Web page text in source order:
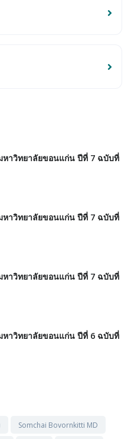
หาวิทยาลัยขอนแก่น ปีที่ 7 ฉบับที่
หาวิทยาลัยขอนแก่น ปีที่ 7 ฉบับที่
หาวิทยาลัยขอนแก่น ปีที่ 7 ฉบับที่
หาวิทยาลัยขอนแก่น ปีที่ 6 ฉบับที่
Somchai Bovornkitti MD